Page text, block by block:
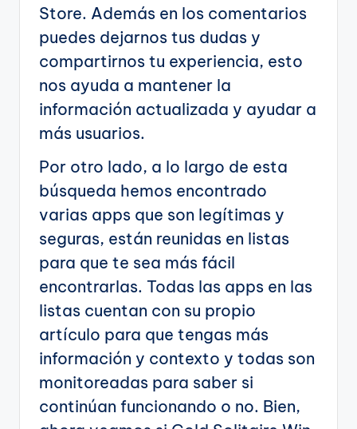
Store. Además en los comentarios
puedes dejarnos tus dudas y
compartirnos tu experiencia, esto
nos ayuda a mantener la
información actualizada y ayudar a
más usuarios.
Por otro lado, a lo largo de esta
búsqueda hemos encontrado
varias apps que son legítimas y
seguras, están reunidas en listas
para que te sea más fácil
encontrarlas. Todas las apps en las
listas cuentan con su propio
artículo para que tengas más
información y contexto y todas son
monitoreadas para saber si
continúan funcionando o no. Bien,